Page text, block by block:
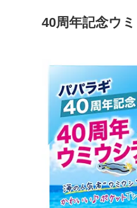
40周年記念ウ